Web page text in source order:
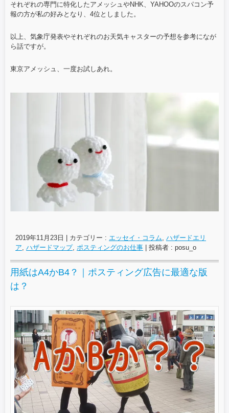
それぞれの専門に特化したアメッシュやNHK、YAHOOのスパコン予
報の方が私の好みとなり、4位としました。
以上、気象庁発表やそれぞれのお天気キャスターの予想を参考になが
ら話ですが。
東京アメッシュ、一度お試しあれ。
2019年11月23日 | カテゴリー : エッセイ・コラム ハザードエリ
ア ハザードマップ, ポスティングのお仕事 | 投稿者 : posu_o
用紙はA4かB4？｜ポスティング広告に最適な版
は？